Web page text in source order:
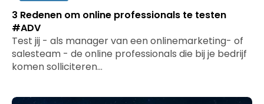
3 Redenen om online professionals te testen
#ADV
Test jij - als manager van een onlinemarketing- of
salesteam - de online professionals die bij je bedrijf
komen solliciteren…